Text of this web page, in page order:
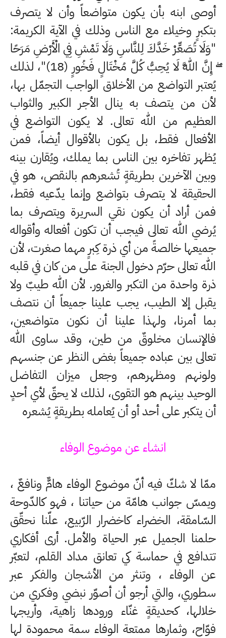
أوصى ابنه بأن يكون متواضعاً وأن لا يتصرف
بتكبرٍ وخيلاء مع الناس وذلك في الآية الكريمة:
"وَلَا تُصَعِّرْ خَدَّكَ لِلنَّاسِ وَلَا تَمْشِ فِي الْأَرْضِ مَرَحًا
ۖ إِنَّ اللَّهَ لَا يُحِبُّ كُلَّ مُخْتَالٍ فَخُورٍ (18)"، لذلك
يُعتبر التواضع من الأخلاق الواجب التجمّل بها،
لأن من يتصف به ينال الأجر الكبير والثواب
العظيم من الله تعالى. لا يكون التواضع في
الأفعال فقط، بل يكون بالأقوال أيضاً، فمن
يُظهر تفاخره بين الناس بما يملك، ويُقارن بينه
وبين الآخرين بطريقةٍ تُشعرهم بالنقص، هو في
الحقيقة لا يتصرف بتواضع وإنما يدّعيه فقط،
فمن أراد أن يكون نقي السريرة ويتصرف بما
يُرضي الله تعالى فيجب أن تكون أفعاله وأقواله
جميعها خالصةً من أي ذرة كِبرٍ مهما صغرت، لأن
الله تعالى حرّم دخول الجنة على من كان في قلبه
ذرة واحدة من التكبر والغرور. لأن الله طيبٌ ولا
يقبل إلا الطيب، يجب علينا جميعاً أن نتصف
بما أمرنا، ولهذا علينا أن نكون متواضعين،
فالإنسان مخلوقٌ من طين، وقد ساوى الله
تعالى بين عباده جميعاً بغض النظر عن جنسهم
ولونهم ومظهرهم، وجعل ميزان التفاضل
الوحيد بينهم هو التقوى، لذلك لا يحقّ لأي أحدٍ
أن يتكبر على أحد أو أن يُعامله بطريقةٍ يُشعره
انشاء عن موضوع الوفاء
ممّا لا شكّ فيه أنّ موضوع الوفاء هامٌّ ونافعٌ ،
ويمسّ جوانب هامّة من حياتنا ، فهو كالدّوحة
السّامقة، الخضراء كاخضرار الرّبيع، علّنا نحقّق
حلمنا الجميل عبر الحياة والأمل. أرى أفكاري
تتدافع في حماسة كي تعانق مداد القلم، لتعبّر
عن الوفاء ، وتنثر من الأشجان والفكر عبر
سطوري، والتي أرجو أن أصوّر نبضي وفكري من
خلالها، كحديقةٍ غنّاء ورودها زاهية، وأريجها
فوّاح، وثمارها ممتعة الوفاء سمة محمودة لها